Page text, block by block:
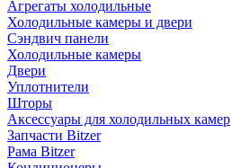
Агрегаты холодильные
Холодильные камеры и двери
Сэндвич панели
Холодильные камеры
Двери
Уплотнители
Шторы
Аксессуары для холодильных камер
Запчасти Bitzer
Рама Bitzer